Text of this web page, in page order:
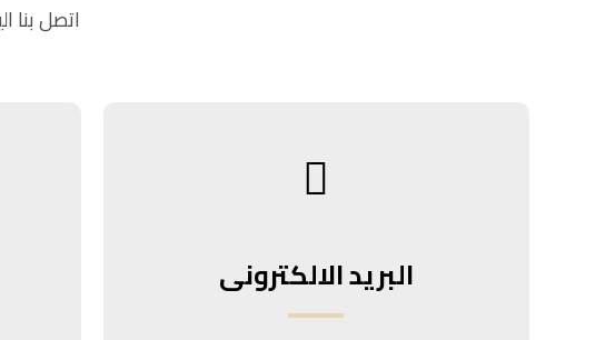
اتصل
البريد الالكترونى